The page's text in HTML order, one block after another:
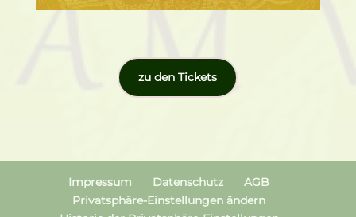
zu den Tickets
Impressum Datenschutz
AGB
Privatsphäre-Einstellungen ändern